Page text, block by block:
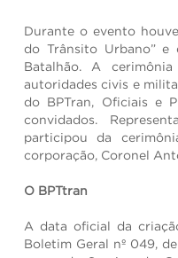
Durante o evento
do Trânsito Urbano”
Batalhão. A
autoridades civis e
do BPTran, Oficiais e
convidados.
participou da
corporação, Coronel
O BPTtran
A data oficial da
Boletim Geral nº 049,